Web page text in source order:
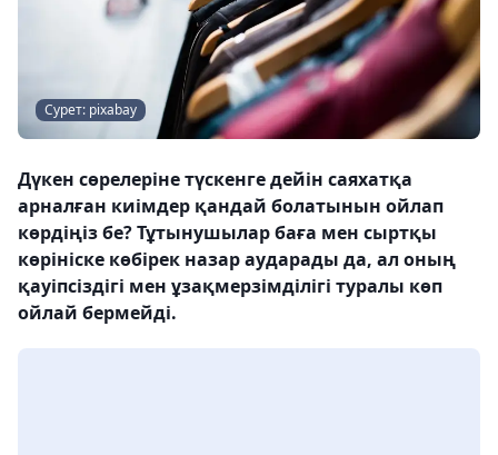
Сурет: pixabay
Дүкен сөрелеріне түскенге дейін саяхатқа
арналған киімдер қандай болатынын ойлап
көрдіңіз бе? Тұтынушылар баға мен сыртқы
көрініске көбірек назар аударады да, ал оның
қауіпсіздігі мен ұзақмерзімділігі туралы көп
ойлай бермейді.